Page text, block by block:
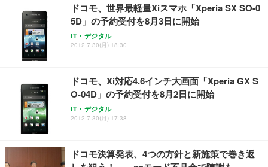
ドコモ、世界最軽量Xiスマホ「Xperia SX SO-0
5D」の予約受付を8月3日に開始
IT・デジタル
2012.7.30(月) 18:30
ドコモ、Xi対応4.6インチ大画面「Xperia GX S
O-04D」の予約受付を8月2日に開始
IT・デジタル
2012.7.30(月) 17:38
ドコモ決算発表、4つの方針と新施策で巻き返